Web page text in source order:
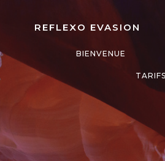
REFLEXO EVASION
BIENVENUE